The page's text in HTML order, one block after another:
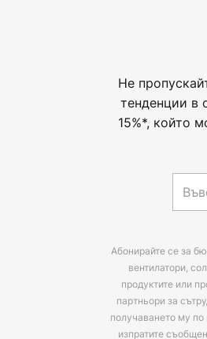
Не
тенденции в
15%*, който
Абонирайте се за
вентилатори,
продуктите или
партньори за
получаването му по
изпратите